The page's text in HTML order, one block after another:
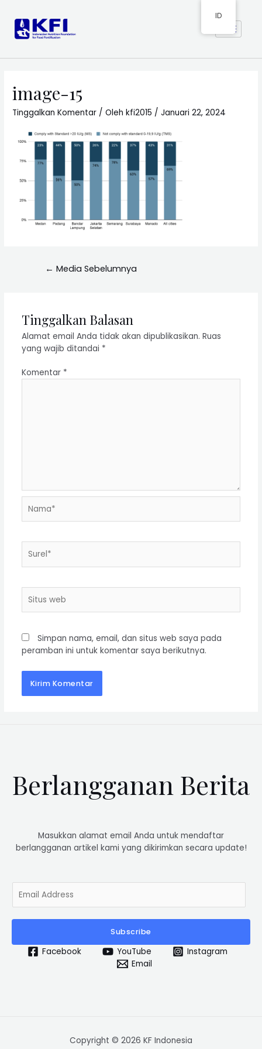
image-15
Tinggalkan Komentar / Olehkfi2015 /Januari 22, 2024
← Media Sebelumnya
Tinggalkan Balasan
Alamat email Anda tidak akan dipublikasikan. Ruas
yang wajib ditandai *
Komentar *
Simpan nama, email, dan situs web saya pada
peramban ini untuk komentar saya berikutnya.
Berlangganan Berita
Masukkan alamat email Anda untuk mendaftar
berlangganan artikel kami yang dikirimkan secara update!
m
i
Subscribe
Facebook YouTube
Instagram
Email
Copyright © 2026 KF Indonesia
ID